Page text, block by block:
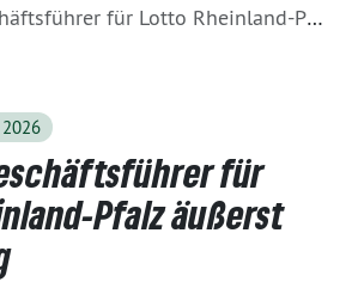
für Lotto Rheinland-Pfalz äußerst fragwürdig
für
Pfalz äußerst